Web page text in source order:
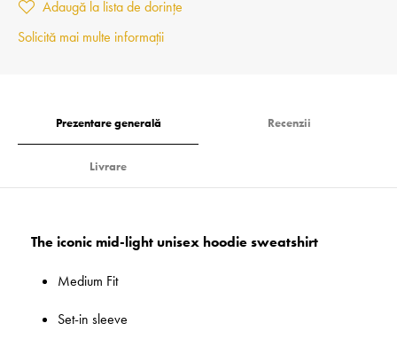
Adaugă la lista de dorințe
Solicită mai multe informații
Prezentare generală Recenzii
Livrare
The iconic mid-light unisex hoodie sweatshirt
Medium Fit
Set-in sleeve